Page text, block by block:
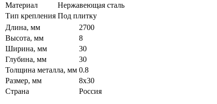
Материал
Нержавеющая сталь
Тип крепления Под плитку
Длина, мм
2700
Высота, мм
8
Ширина, мм
30
Глубина, мм
30
Толщина металла, мм 0.8
Размер, мм
8х30
Страна
Россия